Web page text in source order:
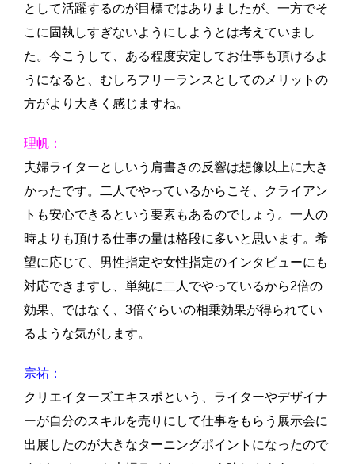
として活躍するのが目標ではありましたが、一方でそ
こに固執しすぎないようにしようとは考えていまし
た。今こうして、ある程度安定してお仕事も頂けるよ
うになると、むしろフリーランスとしてのメリットの
方がより大きく感じますね。
理帆：
夫婦ライターとしいう肩書きの反響は想像以上に大き
かったです。二人でやっているからこそ、クライアン
トも安心できるという要素もあるのでしょう。一人の
時よりも頂ける仕事の量は格段に多いと思います。希
望に応じて、男性指定や女性指定のインタビューにも
対応できますし、単純に二人でやっているから2倍の
効果、ではなく、3倍ぐらいの相乗効果が得られてい
るような気がします。
宗祐：
クリエイターズエキスポという、ライターやデザイナ
ーが自分のスキルを売りにして仕事をもらう展示会に
出展したのが大きなターニングポイントになったので